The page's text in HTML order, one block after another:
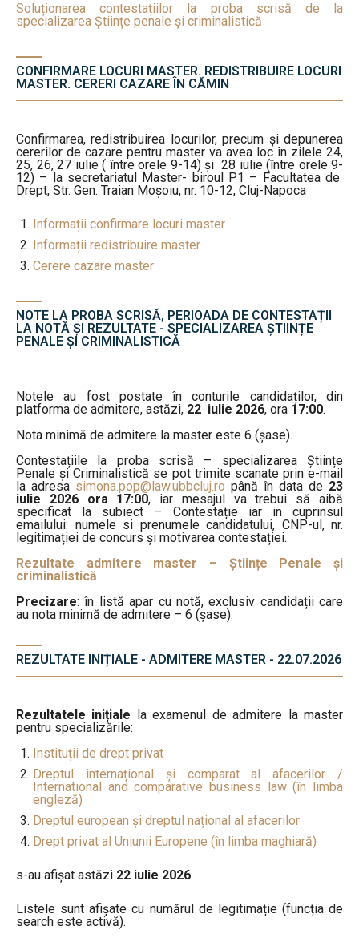
Soluționarea contestațiilor la proba scrisă de la
specializarea Științe penale și criminalistică
CONFIRMARE LOCURI MASTER. REDISTRIBUIRE LOCURI
MASTER. CERERI CAZARE ÎN CĂMIN
Confirmarea, redistribuirea locurilor, precum și depunerea
cererilor de cazare pentru master va avea loc în zilele 24,
25, 26, 27 iulie ( între orele 9-14) și 28 iulie (între orele 9-
12) – la secretariatul Master- biroul P1 – Facultatea de
Drept, Str. Gen. Traian Moșoiu, nr. 10-12, Cluj-Napoca
Informații confirmare locuri master
Informații redistribuire master
Cerere cazare master
NOTE LA PROBA SCRISĂ, PERIOADA DE CONTESTAȚII
LA NOTĂ ȘI REZULTATE - SPECIALIZAREA ȘTIINȚE
PENALE ȘI CRIMINALISTICĂ
Notele au fost postate în conturile candidaților, din
platforma de admitere, astăzi, 22 iulie 2026, ora 17:00.
Nota minimă de admitere la master este 6 (șase).
Contestațiile la proba scrisă – specializarea Științe
Penale și Criminalistică se pot trimite scanate prin e-mail
la adresa simona.pop@law.ubbcluj.ro până în data de 23
iulie 2026 ora 17:00, iar mesajul va trebui să aibă
specificat la subiect – Contestație iar in cuprinsul
emailului: numele si prenumele candidatului, CNP-ul, nr.
legitimației de concurs și motivarea contestației.
Rezultate admitere master – Științe Penale și
criminalistică
Precizare: în listă apar cu notă, exclusiv candidații care
au nota minimă de admitere – 6 (șase).
REZULTATE INIȚIALE - ADMITERE MASTER - 22.07.2026
Rezultatele inițiale la examenul de admitere la master
pentru specializările:
Instituții de drept privat
Dreptul internațional și comparat al afacerilor /
International and comparative business law (în limba
engleză)
Dreptul european și dreptul național al afacerilor
Drept privat al Uniunii Europene (în limba maghiară)
s-au afișat astăzi 22 iulie 2026.
Listele sunt afișate cu numărul de legitimație (funcția de
search este activă).